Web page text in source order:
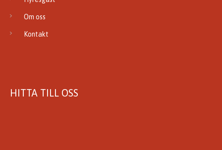
Om oss
Kontakt
HITTA TILL OSS